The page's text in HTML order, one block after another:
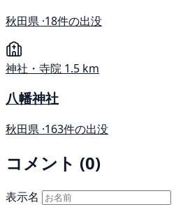
秋田県 ·18件の出没
神社・寺院 1.5 km
八幡神社
秋田県 ·163件の出没
コメント (0)
表示名